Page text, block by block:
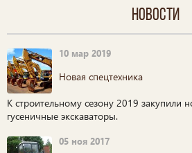
Новости
10 мар 2019
Новая спецтехника
К строительному сезону 2019 закупили
гусеничные экскаваторы.
05 ноя 2017